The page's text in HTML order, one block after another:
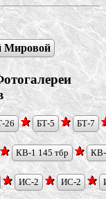
Мировой
26 БТ-5 БТ-7
КВ-1 145 тбр
ИС-2 ИС-2